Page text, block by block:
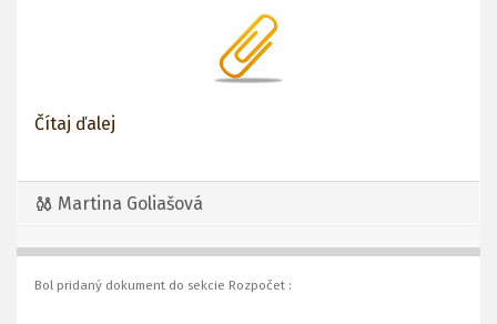
Čítaj ďalej
Martina Goliašová
Bol pridaný dokument do sekcie Rozpočet :